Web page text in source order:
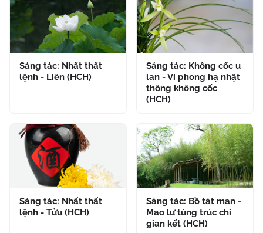
Sáng tác: Nhất thất
lệnh - Liên (HCH)
Sáng tác: Không cốc u
lan - Vi phong hạ nhật
thông không cốc
(HCH)
Sáng tác: Nhất thất
lệnh - Tửu (HCH)
Sáng tác: Bồ tát man -
Mao lư tùng trúc chi
gian kết (HCH)